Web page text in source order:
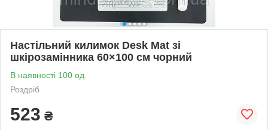
Настільний килимок Desk Mat зі
шкірозамінника 60×100 см чорний
В наявності 100 од.
Роздріб
523 ₴